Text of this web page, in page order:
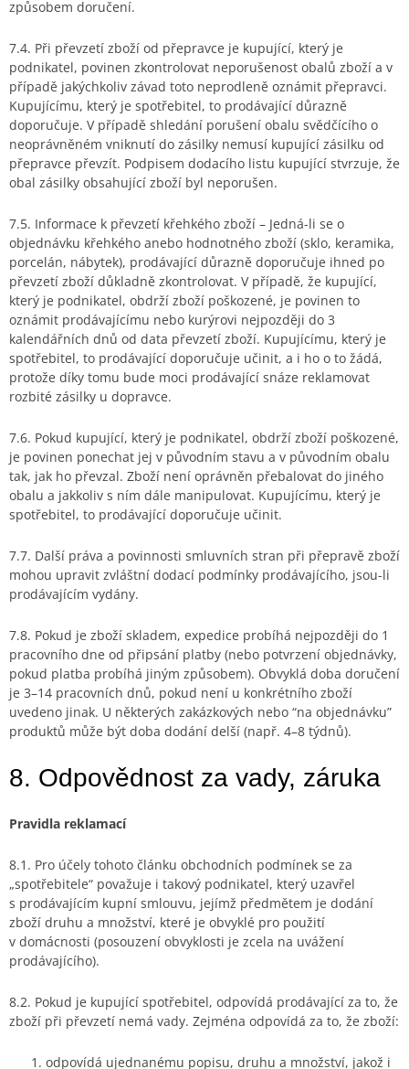
způsobem doručení.
7.4. Při převzetí zboží od přepravce je kupující, který je
podnikatel, povinen zkontrolovat neporušenost obalů zboží a v
případě jakýchkoliv závad toto neprodleně oznámit přepravci.
Kupujícímu, který je spotřebitel, to prodávající důrazně
doporučuje. V případě shledání porušení obalu svědčícího o
neoprávněném vniknutí do zásilky nemusí kupující zásilku od
přepravce převzít. Podpisem dodacího listu kupující stvrzuje, že
obal zásilky obsahující zboží byl neporušen.
7.5. Informace k převzetí křehkého zboží – Jedná-li se o
objednávku křehkého anebo hodnotného zboží (sklo, keramika,
porcelán, nábytek), prodávající důrazně doporučuje ihned po
převzetí zboží důkladně zkontrolovat. V případě, že kupující,
který je podnikatel, obdrží zboží poškozené, je povinen to
oznámit prodávajícímu nebo kurýrovi nejpozději do 3
kalendářních dnů od data převzetí zboží. Kupujícímu, který je
spotřebitel, to prodávající doporučuje učinit, a i ho o to žádá,
protože díky tomu bude moci prodávající snáze reklamovat
rozbité zásilky u dopravce.
7.6. Pokud kupující, který je podnikatel, obdrží zboží poškozené,
je povinen ponechat jej v původním stavu a v původním obalu
tak, jak ho převzal. Zboží není oprávněn přebalovat do jiného
obalu a jakkoliv s ním dále manipulovat. Kupujícímu, který je
spotřebitel, to prodávající doporučuje učinit.
7.7. Další práva a povinnosti smluvních stran při přepravě zboží
mohou upravit zvláštní dodací podmínky prodávajícího, jsou-li
prodávajícím vydány.
7.8. Pokud je zboží skladem, expedice probíhá nejpozději do 1
pracovního dne od připsání platby (nebo potvrzení objednávky,
pokud platba probíhá jiným způsobem). Obvyklá doba doručení
je 3–14 pracovních dnů, pokud není u konkrétního zboží
uvedeno jinak. U některých zakázkových nebo “na objednávku”
produktů může být doba dodání delší (např. 4–8 týdnů).
8. Odpovědnost za vady, záruka
Pravidla reklamací
8.1. Pro účely tohoto článku obchodních podmínek se za
„spotřebitele“ považuje i takový podnikatel, který uzavřel
s prodávajícím kupní smlouvu, jejímž předmětem je dodání
zboží druhu a množství, které je obvyklé pro použití
v domácnosti (posouzení obvyklosti je zcela na uvážení
prodávajícího).
8.2. Pokud je kupující spotřebitel, odpovídá prodávající za to, že
zboží při převzetí nemá vady. Zejména odpovídá za to, že zboží:
odpovídá ujednanému popisu, druhu a množství, jakož i